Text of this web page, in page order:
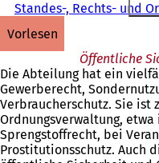
Standes-, Rechts- und
vorlesen
Öffentliche
Die Abteilung hat ein
Gewerberecht,
Verbraucherschutz. Sie ist
Ordnungsverwaltung, etwa
Sprengstoffrecht, bei
Prostitutionsschutz. Auch